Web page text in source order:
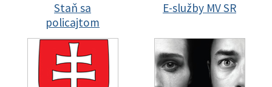
Staň sa
policajtom
E-služby MV SR